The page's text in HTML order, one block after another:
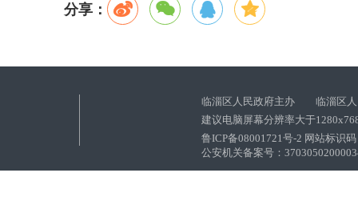
分享：
临淄区人民政府主办 临淄区人
建议电脑屏幕分辨率大于
鲁ICP备08001721号-2 网站标识
公安机关备案号：